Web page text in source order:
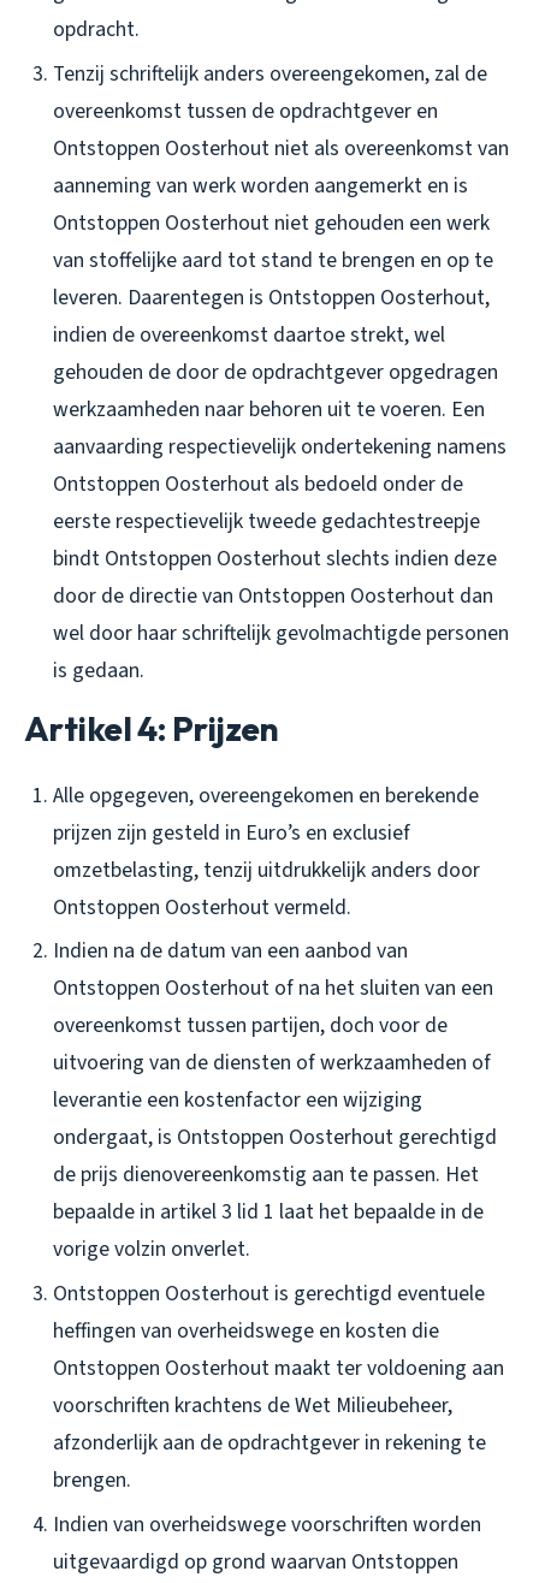
opdracht.
Tenzij schriftelijk anders overeengekomen, zal de
overeenkomst tussen de opdrachtgever en
Ontstoppen Oosterhout niet als overeenkomst van
aanneming van werk worden aangemerkt en is
Ontstoppen Oosterhout niet gehouden een werk
van stoffelijke aard tot stand te brengen en op te
leveren. Daarentegen is Ontstoppen Oosterhout,
indien de overeenkomst daartoe strekt, wel
gehouden de door de opdrachtgever opgedragen
werkzaamheden naar behoren uit te voeren. Een
aanvaarding respectievelijk ondertekening namens
Ontstoppen Oosterhout als bedoeld onder de
eerste respectievelijk tweede gedachtestreepje
bindt Ontstoppen Oosterhout slechts indien deze
door de directie van Ontstoppen Oosterhout dan
wel door haar schriftelijk gevolmachtigde personen
is gedaan.
Artikel 4: Prijzen
Alle opgegeven, overeengekomen en berekende
prijzen zijn gesteld in Euro’s en exclusief
omzetbelasting, tenzij uitdrukkelijk anders door
Ontstoppen Oosterhout vermeld.
Indien na de datum van een aanbod van
Ontstoppen Oosterhout of na het sluiten van een
overeenkomst tussen partijen, doch voor de
uitvoering van de diensten of werkzaamheden of
leverantie een kostenfactor een wijziging
ondergaat, is Ontstoppen Oosterhout gerechtigd
de prijs dienovereenkomstig aan te passen. Het
bepaalde in artikel 3 lid 1 laat het bepaalde in de
vorige volzin onverlet.
Ontstoppen Oosterhout is gerechtigd eventuele
heffingen van overheidswege en kosten die
Ontstoppen Oosterhout maakt ter voldoening aan
voorschriften krachtens de Wet Milieubeheer,
afzonderlijk aan de opdrachtgever in rekening te
brengen.
Indien van overheidswege voorschriften worden
uitgevaardigd op grond waarvan Ontstoppen